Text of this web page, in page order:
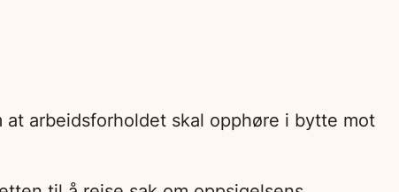
arbeidsforholdet skal opphøre i bytte mot